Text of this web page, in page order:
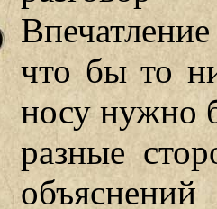
что бы то
носу нужно
разные